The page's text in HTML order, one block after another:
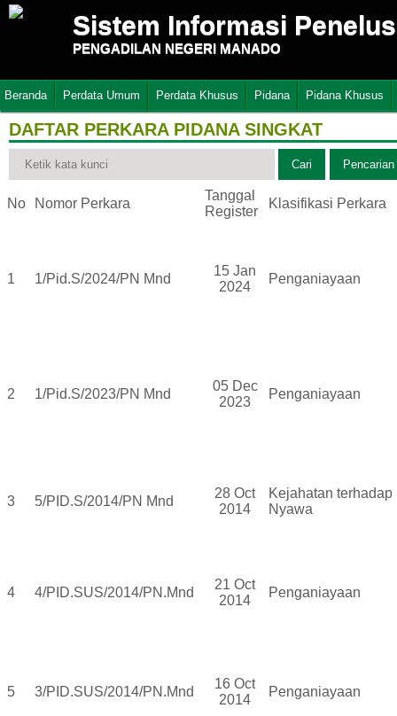
Sistem Informasi
PENGADILAN NEGERI MANADO
Beranda Perdata Umum Perdata Khusus Pidana Pidana Khusus
DAFTAR PERKARA PIDANA SINGKAT
No Nomor Perkara
Tanggal
Register
Klasifikasi Perkara
1 1/Pid.S/2024/PN Mnd
15 Jan
2024
Penganiayaan
2 1/Pid.S/2023/PN Mnd
05 Dec
2023
Penganiayaan
3 5/PID.S/2014/PN Mnd
28 Oct
2014
Kejahatan terhadap
Nyawa
4 4/PID.SUS/2014/PN.Mnd
21 Oct
2014
Penganiayaan
5 3/PID.SUS/2014/PN.Mnd
16 Oct
2014
Penganiayaan